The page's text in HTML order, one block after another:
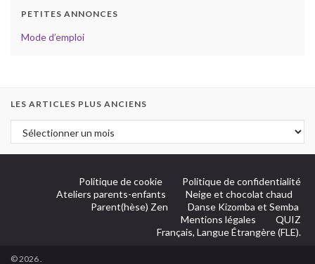
PETITES ANNONCES
Mode d’emploi
LES ARTICLES PLUS ANCIENS
Politique de cookie
Politique de confidentialité
Ateliers parents-enfants
Neige et chocolat chaud
Parent(hèse) Zen
Danse Kizomba et Semba
Mentions légales
QUIZ
Français, Langue Étrangère (FLE).
© 2026 .